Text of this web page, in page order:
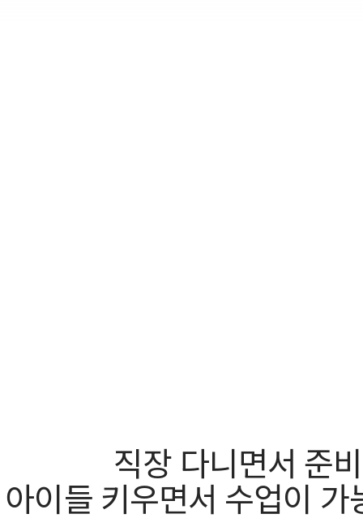
직장 다니면서 준
아이들 키우면서 수업이